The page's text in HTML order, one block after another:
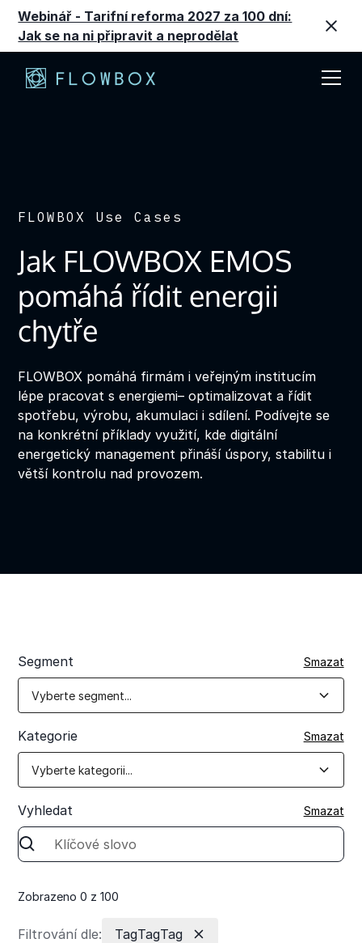
Webinář - Tarifní reforma 2027 za 100 dní:
Jak se na ni připravit a neprodělat
FLOWBOX Use Cases
Jak FLOWBOX EMOS
pomáhá řídit energii
chytře
FLOWBOX pomáhá firmám i veřejným institucím
lépe pracovat s energiemi– optimalizovat a řídit
spotřebu, výrobu, akumulaci i sdílení. Podívejte se
na konkrétní příklady využití, kde digitální
energetický management přináší úspory, stabilitu i
větší kontrolu nad provozem.
Segment Smazat
Vyberte segment...
Kategorie Smazat
Vyberte kategorii...
Vyhledat Smazat
Filtrování dle: TagTagTag
Zobrazeno0 z100